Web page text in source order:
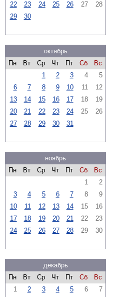
22
23 24 25 26 27
28
29
30
октябрь
Пн
Вт Ср Чт Пт Сб
Вс
1
2 3 4
5
6
7 8 9 10 11
12
13
14 15 16 17 18
19
20
21 22 23 24 25
26
27
28 29 30 31
ноябрь
Пн
Вт Ср Чт Пт Сб
Вс
1
2
3
4 5 6 7 8
9
10
11 12 13 14 15
16
17
18 19 20 21 22
23
24
25 26 27 28 29 30
декабрь
Пн
Вт Ср Чт Пт Сб
Вс
1
2 3 4 5 6
7